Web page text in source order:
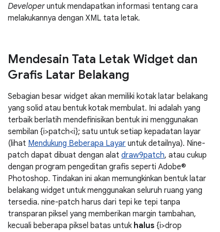
Developeruntuk mendapatkan informasi tentang cara
melakukannya dengan XML tata letak.
Mendesain Tata Letak Widget dan
Grafis Latar Belakang
Sebagian besar widget akan memiliki kotak latar belakang
yang solid atau bentuk kotak membulat. Ini adalah yang
terbaik berlatih mendefinisikan bentuk ini menggunakan
sembilan {i>patch<i}; satu untuk setiap kepadatan layar
(lihat Mendukung Beberapa Layar untuk detailnya). Nine-
patch dapat dibuat dengan alat draw9patch, atau cukup
dengan program pengeditan grafis seperti Adobe®
Photoshop. Tindakan ini akan memungkinkan bentuk latar
belakang widget untuk menggunakan seluruh ruang yang
tersedia. nine-patch harus dari tepi ke tepi tanpa
transparan piksel yang memberikan margin tambahan,
kecuali beberapa piksel batas untuk halus {i>drop